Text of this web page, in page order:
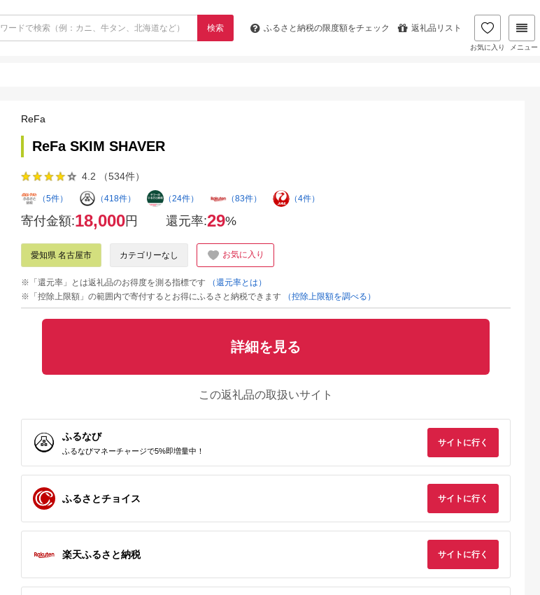
検索 ふるさと納税の限度額をチェック 返礼品リスト
お気に入り メニュー
ReFa
ReFa SKIM SHAVER
4.2 （534件）
（5件） （418件） （24件） （83件） （4件）
寄付金額:18,000円 還元率:29%
愛知県 名古屋市 カテゴリーなし お気に入り
※「還元率」とは返礼品のお得度を測る指標です
（還元率とは）
※「控除上限額」の範囲内で寄付するとお得にふるさと納税できます
（控除上限額を調べる）
詳細を見る
この返礼品の取扱いサイト
ふるなび
ふるなびマネーチャージで5%即増量中！
サイトに行く
ふるさとチョイス サイトに行く
楽天ふるさと納税 サイトに行く